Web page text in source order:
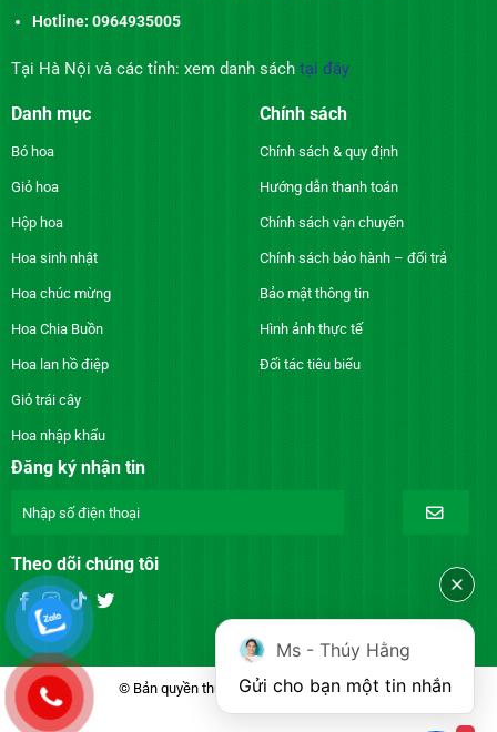
Hotline: 0964935005
Tại Hà Nội và các tỉnh: xem danh sách tại đây
Danh mục
Bó hoa
Giỏ hoa
Hộp hoa
Hoa sinh nhật
Hoa chúc mừng
Hoa Chia Buồn
Hoa lan hồ điệp
Giỏ trái cây
Hoa nhập khẩu
Chính sách
Chính sách & quy định
Hướng dẫn thanh toán
Chính sách vận chuyển
Chính sách bảo hành – đổi trả
Bảo mật thông tin
Hình ảnh thực tế
Đối tác tiêu biểu
Đăng ký nhận tin
Theo dõi chúng tôi
© Bản quyền thuộc về DienhoaXANH.com
Ms - Thúy Hằng
Gửi cho bạn một tin nhắn